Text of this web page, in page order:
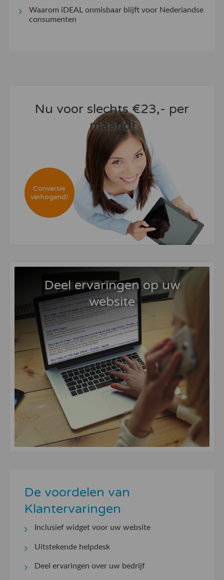
Waarom iDEAL onmisbaar blijft voor Nederlandse
consumenten
Nu voor slechts €23,- per
maand!
Conversie
verhogend!
Deel ervaringen op uw
website
De voordelen van
Klantervaringen
Inclusief widget voor uw website
Uitstekende helpdesk
Deel ervaringen over uw bedrijf